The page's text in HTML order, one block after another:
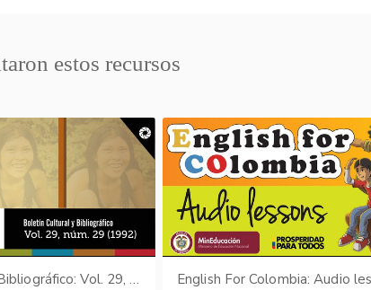
estos recursos
Boletín Cultural y Bibliográfico: Vol. 29, núm. 29 (1992) English For Colombia: Audio